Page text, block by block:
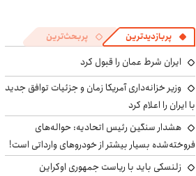
پربازدیدترین پربحث‌ترین
ایران شرط عمان را قبول کرد
وزیر خزانه‌داری آمریکا زمان و جزئیات توافق جدید
با ایران را اعلام کرد
هشدار سنگین رئیس اتحادیه: حواله‌های
فروخته‌شده بسیار بیشتر از خودروهای وارداتی است!
زلنسکی باید با ریاست جمهوری اوکراین